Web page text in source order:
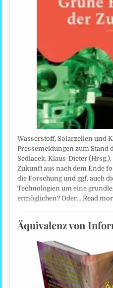
Wasserstoff, Solarzellen und
Pressemeldungen zum Stand
Sedlacek, Klaus-Dieter
Zukunft aus nach dem Ende
die Forschung und ggf. auch
Technologien um eine
ermöglichen? Oder…Read
Äquivalenz von